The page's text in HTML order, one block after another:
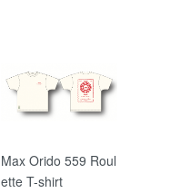
Max Orido 559 Roul
ette T-shirt